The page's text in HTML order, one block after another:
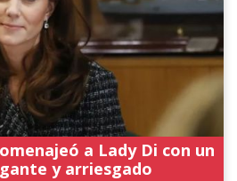
a Lady Di con un
y arriesgado